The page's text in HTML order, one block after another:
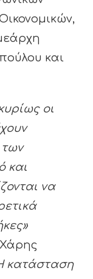
και
οι
και
να
κατάσταση